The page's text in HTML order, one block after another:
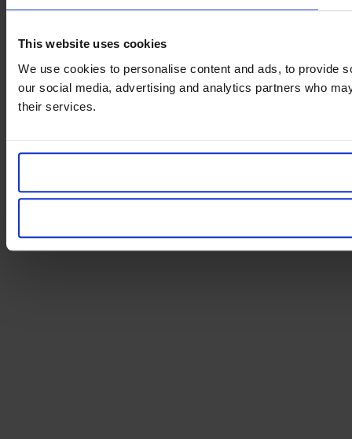
This website uses cookies
We use cookies to personalise content and ads, to provide
our social media, advertising and analytics partners who
their services.